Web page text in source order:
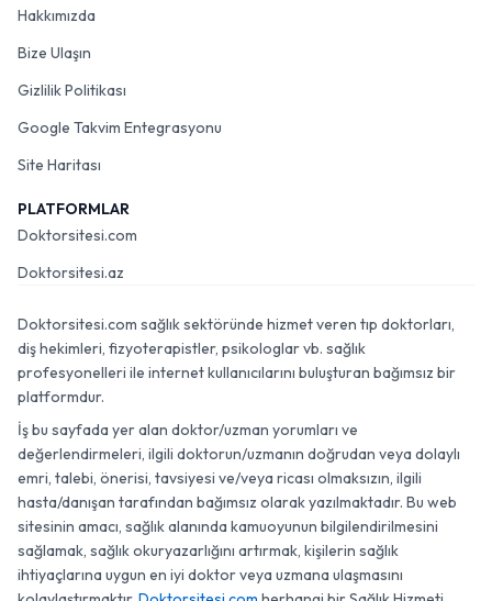
Hakkımızda
Bize Ulaşın
Gizlilik Politikası
Google Takvim Entegrasyonu
Site Haritası
PLATFORMLAR
Doktorsitesi.com
Doktorsitesi.az
Doktorsitesi.com sağlık sektöründe hizmet veren tıp doktorları,
diş hekimleri, fizyoterapistler, psikologlar vb. sağlık
profesyonelleri ile internet kullanıcılarını buluşturan bağımsız bir
platformdur.
İş bu sayfada yer alan doktor/uzman yorumları ve
değerlendirmeleri, ilgili doktorun/uzmanın doğrudan veya dolaylı
emri, talebi, önerisi, tavsiyesi ve/veya ricası olmaksızın, ilgili
hasta/danışan tarafından bağımsız olarak yazılmaktadır. Bu web
sitesinin amacı, sağlık alanında kamuoyunun bilgilendirilmesini
sağlamak, sağlık okuryazarlığını artırmak, kişilerin sağlık
ihtiyaçlarına uygun en iyi doktor veya uzmana ulaşmasını